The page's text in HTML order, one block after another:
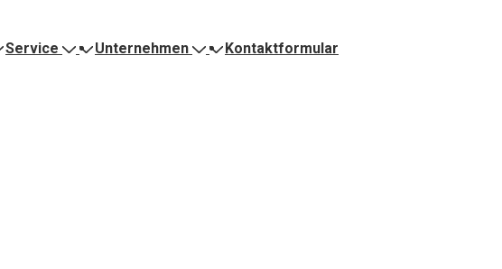
Service Unternehmen Kontaktformular